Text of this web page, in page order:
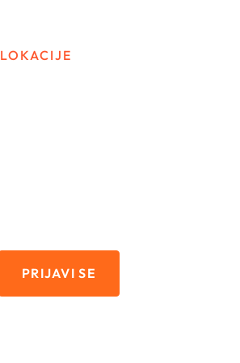
LOKACIJE
PRIJAVI SE